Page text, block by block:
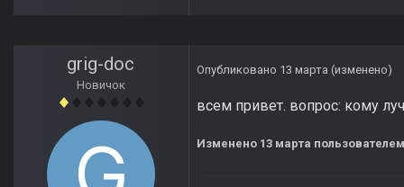
grig-doc
Новичок
Опубликовано 13 марта (изменено)
всем привет. вопрос: кому
Изменено 13 марта